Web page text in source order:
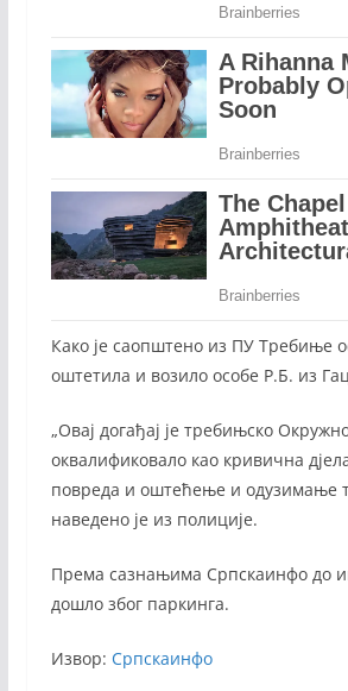
Како је саопштено из ПУ Требиње
оштетила и возило особе Р.Б. из
„Овај догађај је требињско
оквалификовало као кривична
повреда и оштећење и одузимање
наведено је из полиције.
Према сазнањима Српскаинфо до
дошло због паркинга.
Извор: Српскаинфо